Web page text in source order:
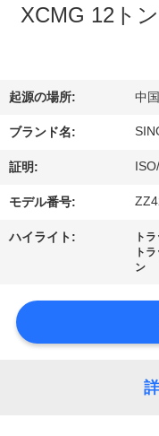
つ
い
て
工
ツ
ア
XCMG 12ト
起源の場所: 中国
ブランド名:
証明:
モデル番号:
ハイライト: ト
ト
ン